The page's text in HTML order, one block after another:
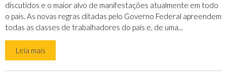
discutidos e o maior alvo de manifestações atualmente em todo
o país. As novas regras ditadas pelo Governo Federal apreendem
todas as classes de trabalhadores do país e, de uma...
Leia mais